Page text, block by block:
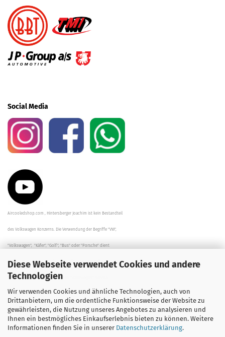
Diese Webseite verwendet Cookies und andere
Technologien
Wir verwenden Cookies und ähnliche Technologien, auch von
Drittanbietern, um die ordentliche Funktionsweise der Website zu
gewährleisten, die Nutzung unseres Angebotes zu analysieren und
Ihnen ein bestmögliches Einkaufserlebnis bieten zu können. Weitere
Informationen finden Sie in unserer Datenschutzerklärung.
Social Media
Aircooledshop.com , Hintersberger Joachim ist kein Bestandteil
des Volkswagen Konzerns. Die Verwendung der Begriffe "VW",
"Volkswagen", "Käfer", "Golf", "Bus" oder "Porsche" dient
der Beschreibung der Teile und stellt in keinem Fall eine direkte
Verbindung zu dem Unternehmen "Volkswagen" her/da.
Die Beschreibungen, Zeichnungen und Angaben zur
Verwendung sind sorgfältig überprüft worden.